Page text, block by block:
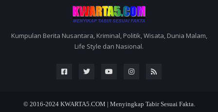
Kumpulan Berita Nusantara, Kriminal, Politik, Wisata, Dunia Malam,
Life Style dan Nasional.
© 2016-2024 KWARTA5.COM | Menyingkap Tabir Sesuai Fakta.